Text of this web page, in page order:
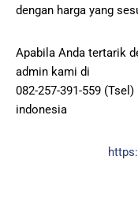
dengan harga yang
Apabila Anda tertarik
admin kami di
082-257-391-559
indonesia